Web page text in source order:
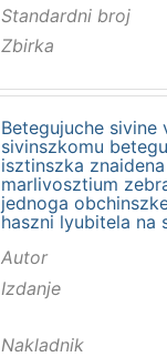
Standardni broj
Zbirka
Betegujuche
sivinszkomu
isztinszka
marlivosztium
jednoga
haszni lyubitela na
Autor
Izdanje
Nakladnik